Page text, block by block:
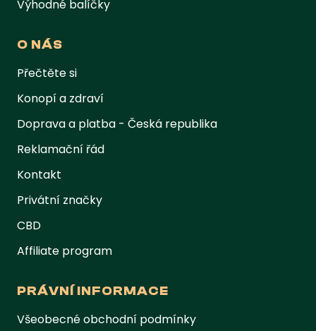
Výhodné balíčky
O NÁS
Přečtěte si
Konopí a zdraví
Doprava a platba - Česká republika
Reklamační řád
Kontakt
Privátní značky
CBD
Affiliate program
PRÁVNÍ INFORMACE
Všeobecné obchodní podmínky